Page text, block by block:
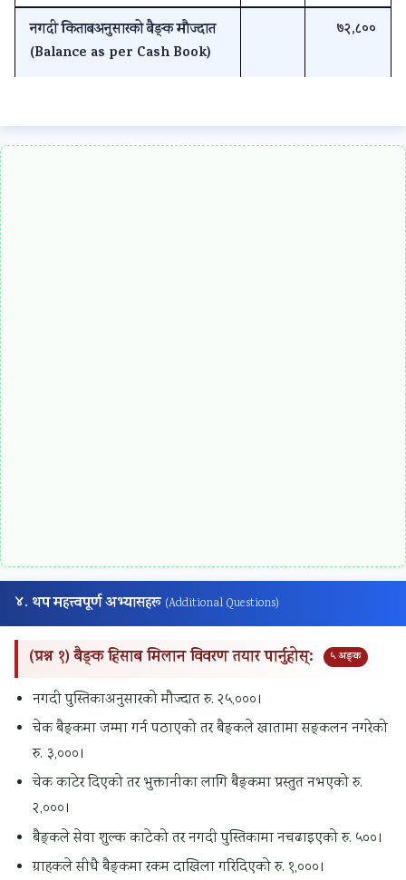
नगदी किताबअनुसारको बैङ्क मौज्दात
(Balance as per Cash Book)
७२,८००
४. थप महत्त्वपूर्ण अभ्यासहरू (Additional Questions)
(प्रश्न १) बैङ्क हिसाब मिलान विवरण तयार पार्नुहोस्: ५ अङ्क
नगदी पुस्तिकाअनुसारको मौज्दात रु. २५,०००।
चेक बैङ्कमा जम्मा गर्न पठाएको तर बैङ्कले खातामा सङ्कलन नगरेको
रु. ३,०००।
चेक काटेर दिएको तर भुक्तानीका लागि बैङ्कमा प्रस्तुत नभएको रु.
२,०००।
बैङ्कले सेवा शुल्क काटेको तर नगदी पुस्तिकामा नचढाइएको रु. ५००।
ग्राहकले सीधै बैङ्कमा रकम दाखिला गरिदिएको रु. १,०००।